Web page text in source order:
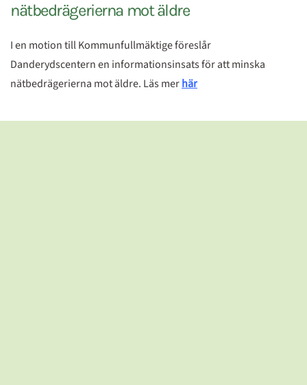
nätbedrägerierna mot äldre
I en motion till Kommunfullmäktige föreslår
Danderydscentern en informationsinsats för att minska
nätbedrägerierna mot äldre. Läs merhär